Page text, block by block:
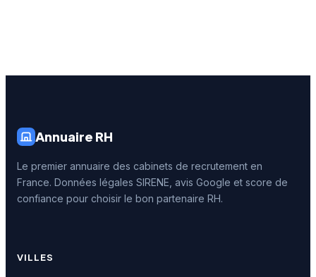
Annuaire RH
Le premier annuaire des cabinets de recrutement en
France. Données légales SIRENE, avis Google et score de
confiance pour choisir le bon partenaire RH.
VILLES